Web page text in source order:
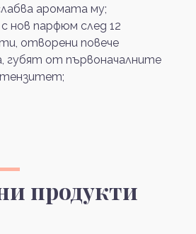
аромата му;
нов парфюм след 12
отворени повече
губят от първоначалните
продукти